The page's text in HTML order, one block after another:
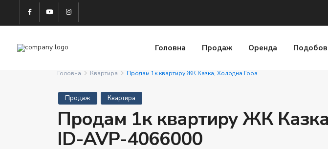
Головна Продаж Оренда
Головна Квартира Продам 1к квартиру ЖК Казка, Холодна Гора
Продаж Квартира
Продам 1к квартиру ЖК
ID-AVP-4066000